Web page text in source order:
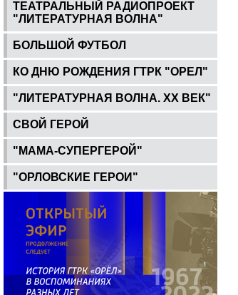
ТЕАТРАЛЬНЫЙ РАДИОПРОЕКТ
"ЛИТЕРАТУРНАЯ ВОЛНА"
БОЛЬШОЙ ФУТБОЛ
КО ДНЮ РОЖДЕНИЯ ГТРК "ОРЕЛ"
"ЛИТЕРАТУРНАЯ ВОЛНА. ХХ ВЕК"
СВОЙ ГЕРОЙ
"МАМА-СУПЕРГЕРОЙ"
"ОРЛОВСКИЕ ГЕРОИ"